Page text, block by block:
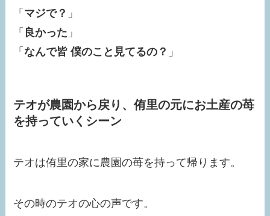
「 マジで？ 」
「 良かった 」
「なんで皆 僕のこと見てるの？ 」
テオが農園から戻り、侑里の元にお土産の苺
を持っていくシーン
テオは侑里の家に農園の苺を持って帰ります。
その時のテオの心の声です。